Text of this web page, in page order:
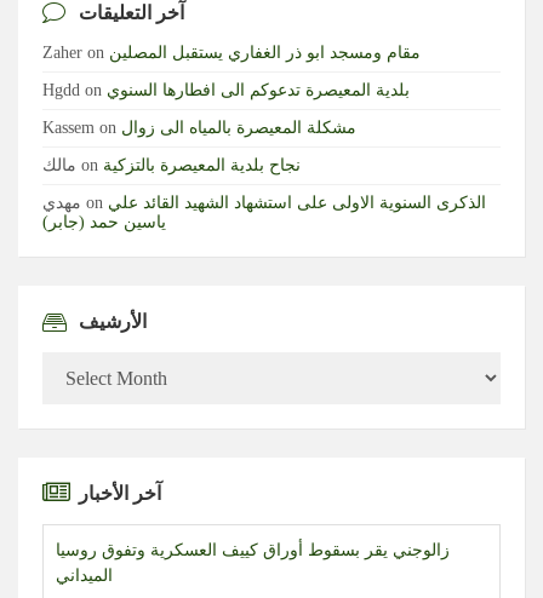
آخر التعليقات
Zaher on مقام ومسجد ابو ذر الغفاري يستقبل المصلين
Hgdd on بلدية المعيصرة تدعوكم الى افطارها السنوي
Kassem on مشكلة المعيصرة بالمياه الى زوال
مالك on نجاح بلدية المعيصرة بالتزكية
مهدي on الذكرى السنوية الاولى على استشهاد الشهيد القائد علي
ياسين حمد (جابر)
الأرشيف
آخر الأخبار
زالوجني يقر بسقوط أوراق كييف العسكرية وتفوق روسيا
الميداني
هيئة عمليات التجارة البحرية البريطانية: الناقلة وطاقمها بخير